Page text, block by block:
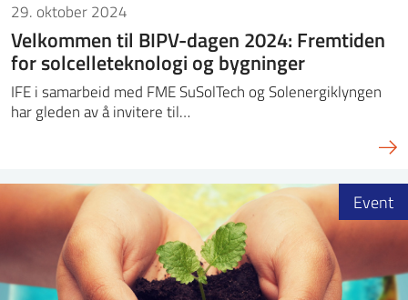
29. oktober 2024
Velkommen til BIPV-dagen 2024: Fremtiden
for solcelleteknologi og bygninger
IFE i samarbeid med FME SuSolTech og Solenergiklyngen
har gleden av å invitere til…
Event